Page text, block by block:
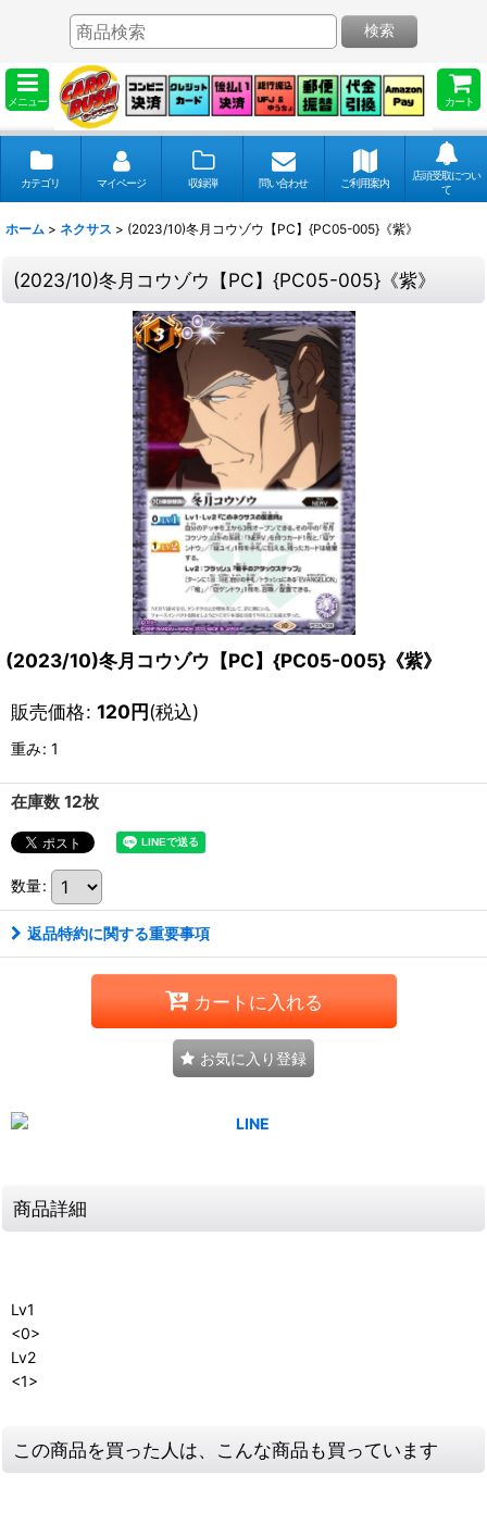
メニュー カート
検索
カテゴリ マイページ 収録弾 問い合わせ ご利用案内
店頭受取につい
て
ホーム > ネクサス > (2023/10)冬月コウゾウ【PC】{PC05-005}《紫》
(2023/10)冬月コウゾウ【PC】{PC05-005}《紫》
(2023/10)冬月コウゾウ【PC】{PC05-005}《紫》
販売価格: 120円(税込)
重み: 1
在庫数 12枚
数量:
返品特約に関する重要事項
カートに入れる
お気に入り登録
商品詳細
Lv1
<0>
Lv2
<1>
この商品を買った人は、こんな商品も買っています